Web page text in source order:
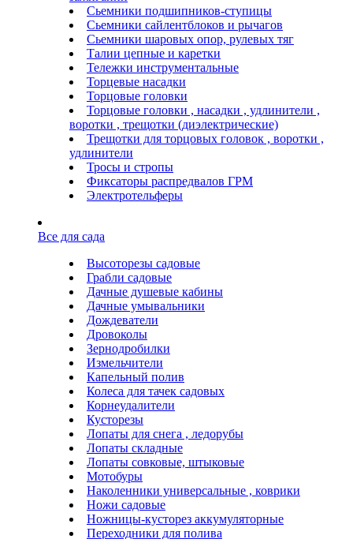
Сьемники подшипников-ступицы
Сьемники сайлентблоков и рычагов
Сьемники шаровых опор, рулевых тяг
Талии цепные и каретки
Тележки инструментальные
Торцевые насадки
Торцовые головки
Торцовые головки , насадки , удлинители ,
воротки , трещотки (диэлектрические)
Трещотки для торцовых головок , воротки ,
удлинители
Тросы и стропы
Фиксаторы распредвалов ГРМ
Электротельферы
Все для сада
Высоторезы садовые
Грабли садовые
Дачные душевые кабины
Дачные умывальники
Дождеватели
Дровоколы
Зернодробилки
Измельчители
Капельный полив
Колеса для тачек садовых
Корнеудалители
Кусторезы
Лопаты для снега , ледорубы
Лопаты складные
Лопаты совковые, штыковые
Мотобуры
Наколенники универсальные , коврики
Ножи садовые
Ножницы-кусторез аккумуляторные
Переходники для полива